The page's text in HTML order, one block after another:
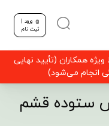
ورود |
ثبت نام
همکاران (تأیید نهایی
انجام می‌شود)
ستوده قشم